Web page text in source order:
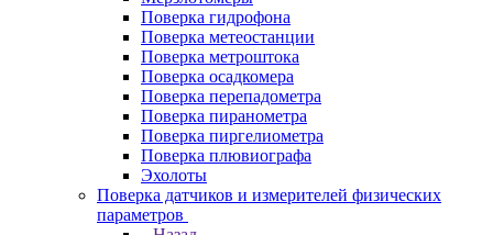
Поверка гидрофона
Поверка метеостанции
Поверка метроштока
Поверка осадкомера
Поверка перепадометра
Поверка пиранометра
Поверка пиргелиометра
Поверка плювиографа
Эхолоты
Поверка датчиков и измерителей физических
параметров